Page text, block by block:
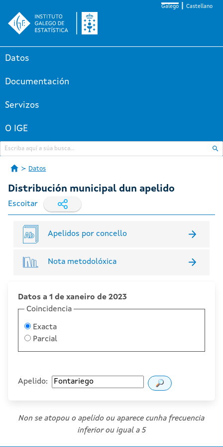
Galego Castellano
Datos
Documentación
Servizos
O IGE
Datos
Distribución municipal dun apelido
Escoitar
Apelidos por concello
Nota metodolóxica
Datos a 1 de xaneiro de 2023
Coincidencia
Exacta
Parcial
Apelido:
Non se atopou o apelido ou aparece cunha frecuencia
inferior ou igual a 5